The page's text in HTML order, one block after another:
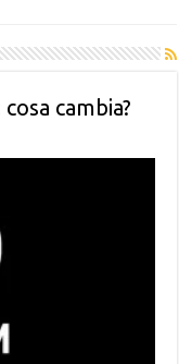
cambia?